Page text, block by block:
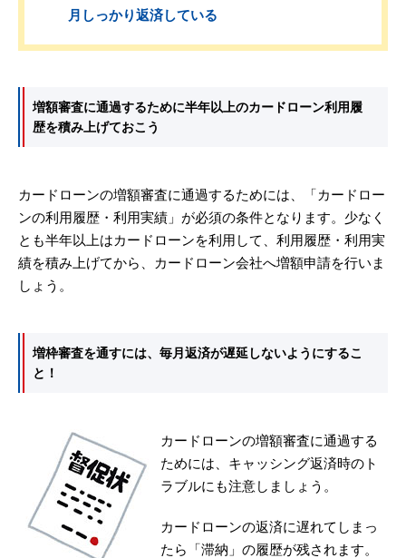
月しっかり返済している
増額審査に通過するために半年以上のカードローン利用履
歴を積み上げておこう
カードローンの増額審査に通過するためには、「カードロー
ンの利用履歴・利用実績」が必須の条件となります。少なく
とも半年以上はカードローンを利用して、利用履歴・利用実
績を積み上げてから、カードローン会社へ増額申請を行いま
しょう。
増枠審査を通すには、毎月返済が遅延しないようにするこ
と！
カードローンの増額審査に通過する
ためには、キャッシング返済時のト
ラブルにも注意しましょう。
カードローンの返済に遅れてしまっ
たら「滞納」の履歴が残されます。